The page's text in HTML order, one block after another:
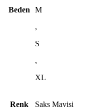
Beden
M
,
S
,
XL
Renk Saks Mavisi